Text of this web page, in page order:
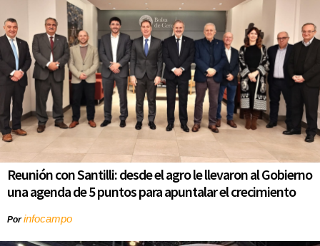
Reunión con Santilli: desde el agro le llevaron al Gobierno
una agenda de 5 puntos para apuntalar el crecimiento
Porinfocampo